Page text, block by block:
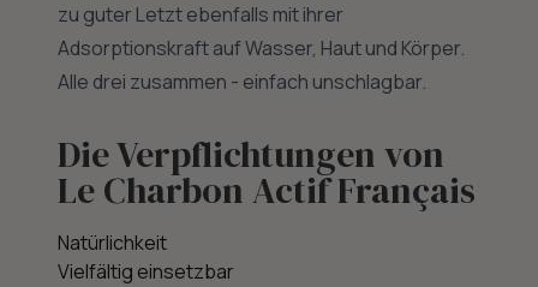
zu guter Letzt ebenfalls mit ihrer
Adsorptionskraft auf Wasser, Haut und Körper.
Alle drei zusammen - einfach unschlagbar.
Die Verpflichtungen von
Le Charbon Actif Français
Natürlichkeit
Vielfältig einsetzbar